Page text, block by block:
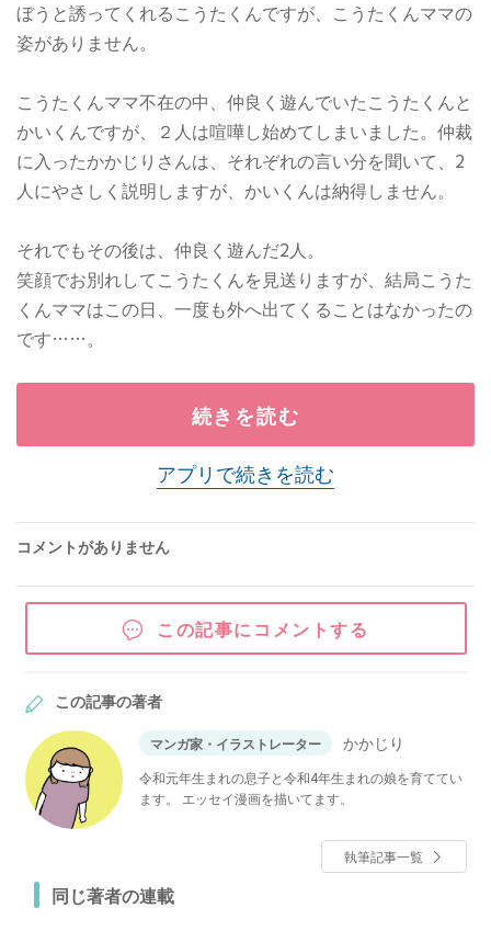
ぼうと誘ってくれるこうたくんですが、こうたくんママの
姿がありません。
こうたくんママ不在の中、仲良く遊んでいたこうたくんと
かいくんですが、２人は喧嘩し始めてしまいました。仲裁
に入ったかかじりさんは、それぞれの言い分を聞いて、2
人にやさしく説明しますが、かいくんは納得しません。
それでもその後は、仲良く遊んだ2人。
笑顔でお別れしてこうたくんを見送りますが、結局こうた
くんママはこの日、一度も外へ出てくることはなかったの
です……。
続きを読む
アプリで続きを読む
コメントがありません
この記事にコメントする
この記事の著者
マンガ家・イラストレーター かかじり
令和元年生まれの息子と令和4年生まれの娘を育ててい
ます。 エッセイ漫画を描いてます。
執筆記事一覧
同じ著者の連載